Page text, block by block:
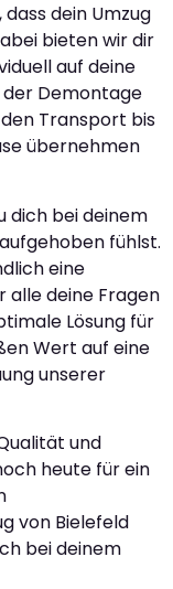
dein Umzug
bieten wir dir
auf deine
der Demontage
Transport bis
übernehmen
dich bei deinem
fühlst.
eine
alle deine Fragen
Lösung für
Wert auf eine
unserer
und
heute für ein
von Bielefeld
bei deinem